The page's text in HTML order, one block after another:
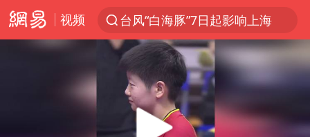
视频
台风“白海豚”7日起影响上海
聚“绿”成势，结构转型活力足
金饰克价大幅跳涨
24小时不关空调 电费会更低吗